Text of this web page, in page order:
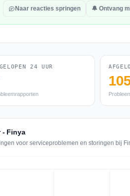
Naar reacties springen 🔔 Ontvang
24 UUR
- Finya
voor serviceproblemen en storingen bij